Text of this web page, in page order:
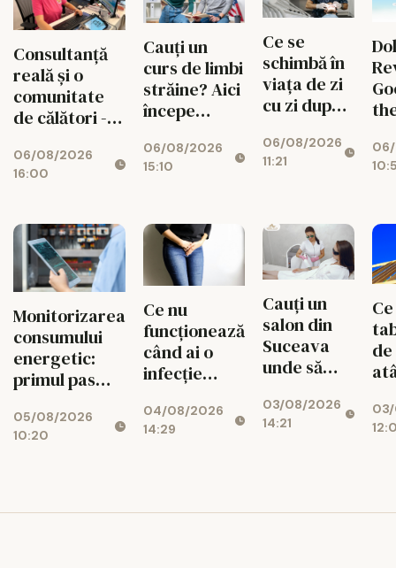
Consultanță
reală și o
comunitate
de călători -
spatele
fiecărui
CISTOUR
06/08/2026
16:00
Cauți un
curs de limbi
străine? Aici
începe
ta cu Lingua
Transcript
06/08/2026
15:10
Ce se
schimbă în
viața de zi
cu zi după
dentar
06/08/2026
11:21
Monitorizarea
consumului
energetic:
primul pas
reducerea
costurilor
05/08/2026
10:20
Ce nu
funcționează
când ai o
infecție
recurentă și
ce poate
04/08/2026
14:29
Cauți un
salon din
Suceava
unde să
definitivă?
Află despre
03/08/2026
14:21